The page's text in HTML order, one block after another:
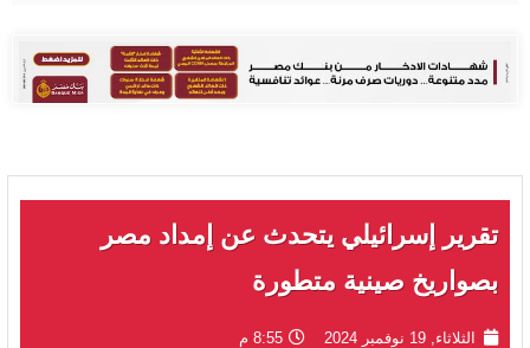
تقرير إسرائيلي يتحدث عن إمداد مصر
بصواريخ صينية متطورة
الثلاثاء, 19 نوفمبر 2024 8:55 م